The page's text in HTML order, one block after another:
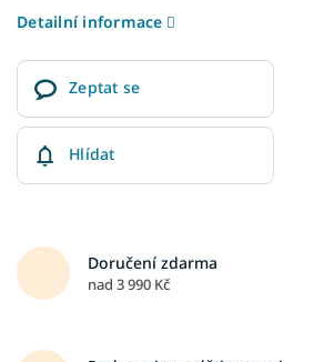
Detailní informace
Zeptat se
Hlídat
Doručení zdarma
nad 3 990 Kč